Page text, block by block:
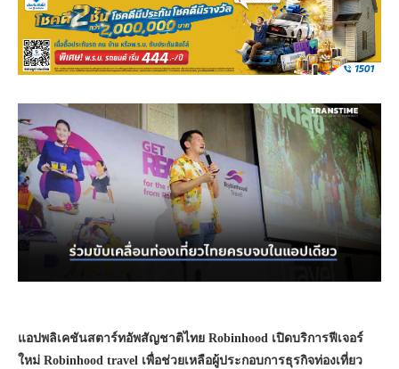
แอปพลิเคชันสตาร์ทอัพสัญชาติไทย Robinhood เปิดบริการฟีเจอร์
ใหม่ Robinhood travel เพื่อช่วยเหลือผู้ประกอบการธุรกิจท่องเที่ยว